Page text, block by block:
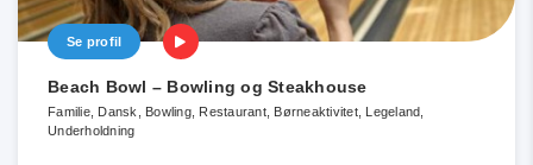
Se profil
Beach Bowl – Bowling og Steakhouse
Familie, Dansk, Bowling, Restaurant, Børneaktivitet, Legeland,
Underholdning